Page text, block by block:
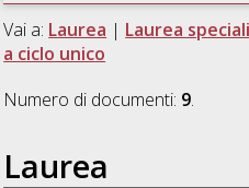
Vai a: Laurea | Laurea
a ciclo unico
Numero di documenti: 9.
Laurea